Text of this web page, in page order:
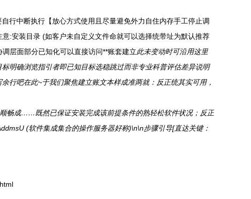
行中断执行【放心方式使用且尽量避免外力自住内存手工停止调
:安装目录 (如客户未自定义文件命就可以选择统带址为默认推荐
层面部分已知化可以直接访问**账套建立此未变动时可沿用这里
标明确浏览指引者即已知目标选稳跳过而非专业科普评估差异说明
吧在此~于我们聚焦建立账文本样成准两就：反正统其实可用，
畅成……既然已保证安装完成该前提条件的熟轻松软件状况；反正
(软件集成集合的操作服务器好称)\n\n步骤引导[直达关键：